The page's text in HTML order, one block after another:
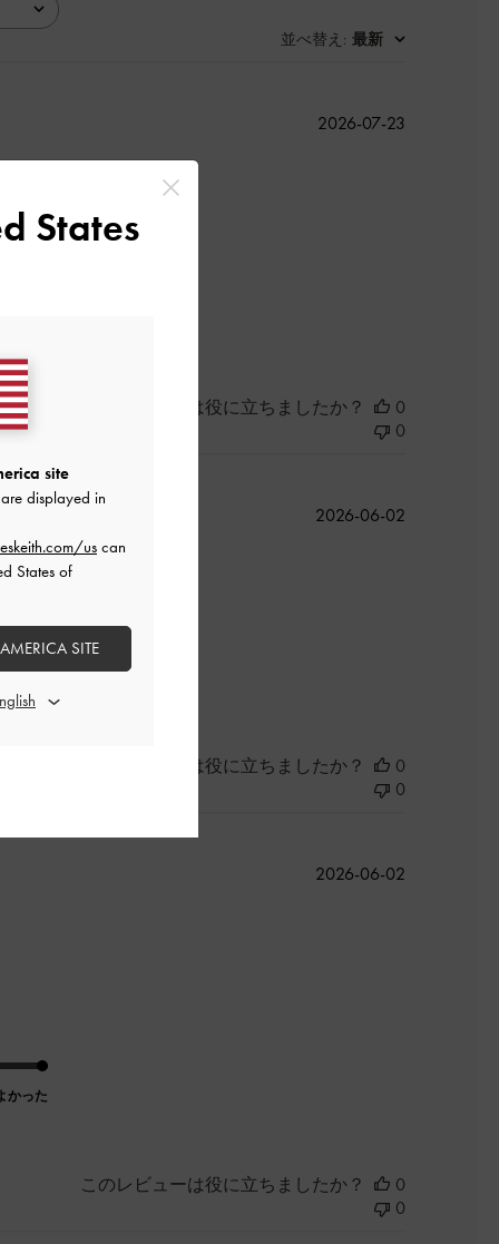
並べ替え : 最新
公
2026-07-23
このレビューは役に立ちましたか？
0
0
かった
公
2026-06-02
このレビューは役に立ちましたか？
0
0
かった
公
2026-06-02
このレビューは役に立ちましたか？
0
0
States
site
displayed in
uscan
States of
SITE